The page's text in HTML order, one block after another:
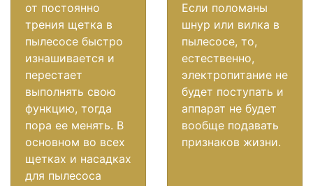
от постоянно
трения щетка в
пылесосе быстро
изнашивается и
перестает
выполнять свою
функцию, тогда
пора ее менять. В
основном во всех
щетках и насадках
для пылесоса
Если поломаны
шнур или вилка в
пылесосе, то,
естественно,
электропитание не
будет поступать и
аппарат не будет
вообще подавать
признаков жизни.